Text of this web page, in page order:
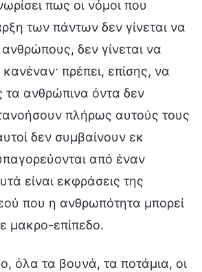
πως οι νόμοι που
των πάντων δεν γίνεται να
δεν γίνεται να
πρέπει, επίσης, να
τα ανθρώπινα όντα δεν
πλήρως αυτούς τους
δεν συμβαίνουν εκ
από έναν
είναι εκφράσεις της
που η ανθρωπότητα μπορεί
μακρο-επίπεδο.
όλα τα βουνά, τα ποτάμια, οι